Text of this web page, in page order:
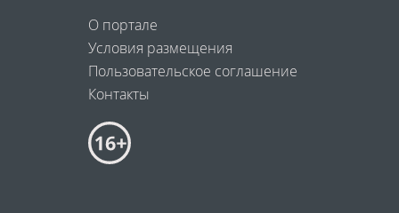
О портале
Условия размещения
Пользовательское соглашение
Контакты